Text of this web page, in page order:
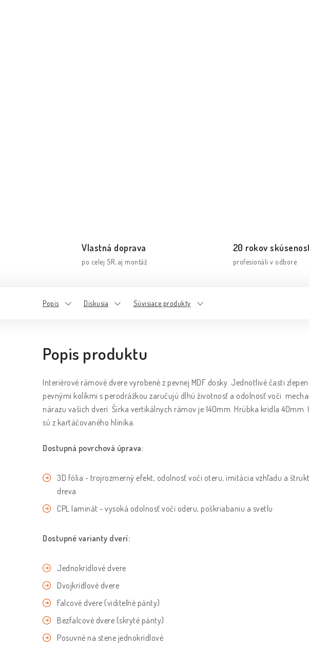
Vlastná doprava
po celej SR, aj montáž
20 rokov
profesionáli v odbore
Popis Diskusia Súvisiace produkty
Popis produktu
Interiérové rámové dvere vyrobené z pevnej MDF dosky. Jednotlivé časti
pevnými kolíkmi s perodrážkou zaručujú dlhú životnosť a odolnosť voči
nárazu vašich dverí. Šírka vertikálnych rámov je 140mm. Hrúbka krídla 40mm.
sú z kartáčovaného hliníka.
Dostupná povrchová úprava:
3D fólia - trojrozmerný efekt, odolnosť voči oteru, imitácia vzhľadu a
dreva
CPL laminát - vysoká odolnosť voči oderu, poškriabaniu a svetlu
Dostupné varianty dverí:
Jednokrídlové dvere
Dvojkrídlové dvere
Falcové dvere (viditeľné pánty)
Bezfalcové dvere (skryté pánty)
Posuvné na stene jednokrídlové